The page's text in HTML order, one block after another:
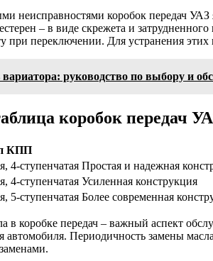
неисправностями коробок передач
– в виде скрежета и
при переключении. Для устранения
вариатора: руководство по выбору и
коробок передач
КПП
4-ступенчатая Простая и надежная
4-ступенчатая Усиленная конструкция
5-ступенчатая Более современная
в коробке передач – важный аспект
автомобиля. Периодичность замены